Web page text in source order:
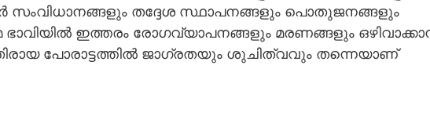
സംവിധാനങ്ങളും തദ്ദേശ സ്ഥാപനങ്ങളും പൊതുജനങ്ങളും
ഭാവിയിൽ ഇത്തരം രോഗവ്യാപനങ്ങളും മരണങ്ങളും
പോരാട്ടത്തിൽ ജാഗ്രതയും ശുചിത്വവും തന്നെയാണ്